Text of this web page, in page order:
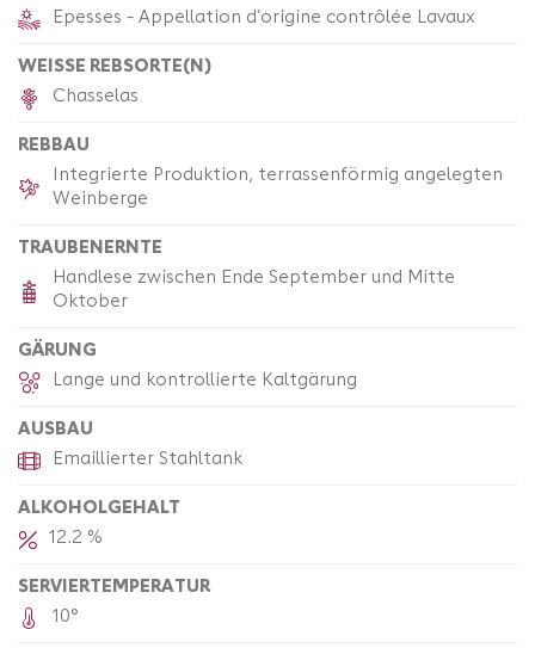
Epesses - Appellation d’origine contrôlée Lavaux
WEISSE REBSORTE(N)
Chasselas
REBBAU
Integrierte Produktion, terrassenförmig angelegten
Weinberge
TRAUBENERNTE
Handlese zwischen Ende September und Mitte
Oktober
GÄRUNG
Lange und kontrollierte Kaltgärung
AUSBAU
Emaillierter Stahltank
ALKOHOLGEHALT
12.2 %
SERVIERTEMPERATUR
10°